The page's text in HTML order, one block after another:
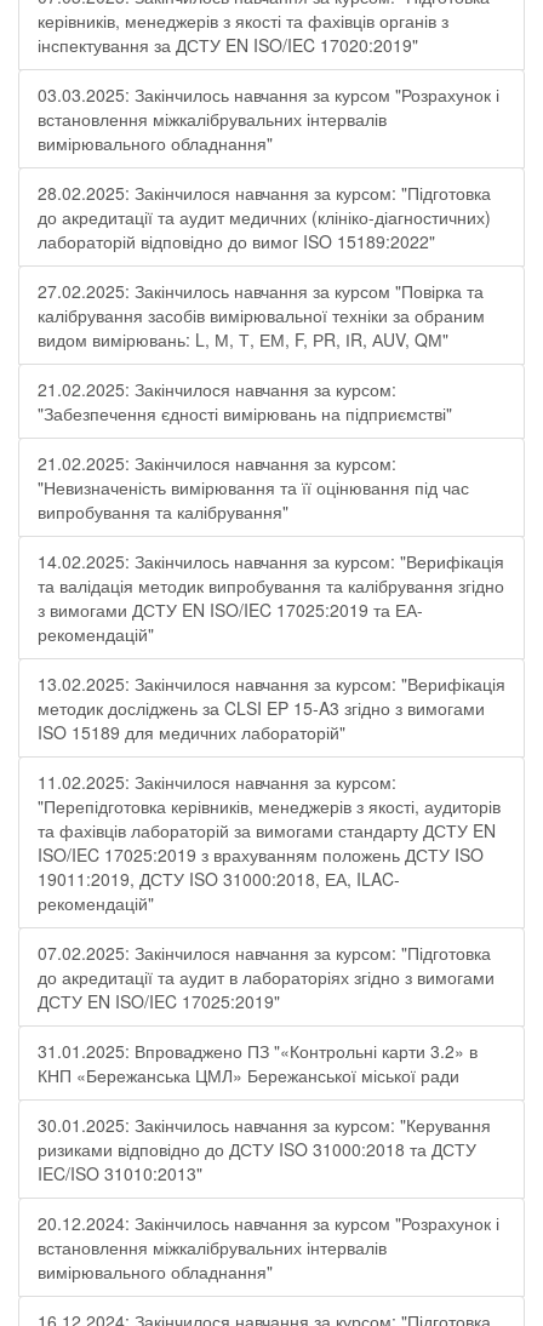
керівників, менеджерів з якості та фахівців органів з
інспектування за ДСТУ EN ISO/IEC 17020:2019"
03.03.2025: Закінчилось навчання за курсом "Розрахунок і
встановлення міжкалібрувальних інтервалів
вимірювального обладнання"
28.02.2025: Закінчилося навчання за курсом: "Підготовка
до акредитації та аудит медичних (клініко-діагностичних)
лабораторій відповідно до вимог ISO 15189:2022"
27.02.2025: Закінчилось навчання за курсом "Повірка та
калібрування засобів вимірювальної техніки за обраним
видом вимірювань: L, М, Т, ЕМ, F, РR, ІR, АUV, QМ"
21.02.2025: Закінчилося навчання за курсом:
"Забезпечення єдності вимірювань на підприємстві"
21.02.2025: Закінчилося навчання за курсом:
"Невизначеність вимірювання та її оцінювання під час
випробування та калібрування"
14.02.2025: Закінчилось навчання за курсом: "Верифікація
та валідація методик випробування та калібрування згідно
з вимогами ДСТУ EN ISO/IEC 17025:2019 та ЕА-
рекомендацій"
13.02.2025: Закінчилося навчання за курсом: "Верифікація
методик досліджень за CLSI EP 15-A3 згідно з вимогами
ISO 15189 для медичних лабораторій"
11.02.2025: Закінчилося навчання за курсом:
"Перепідготовка керівників, менеджерів з якості, аудиторів
та фахівців лабораторій за вимогами стандарту ДСТУ EN
ISO/IEC 17025:2019 з врахуванням положень ДСТУ ISO
19011:2019, ДСТУ ISO 31000:2018, ЕА, ILAC-
рекомендацій"
07.02.2025: Закінчилося навчання за курсом: "Підготовка
до акредитації та аудит в лабораторіях згідно з вимогами
ДСТУ EN ISO/IEC 17025:2019"
31.01.2025: Впроваджено ПЗ "«Контрольні карти 3.2» в
КНП «Бережанська ЦМЛ» Бережанської міської ради
30.01.2025: Закінчилось навчання за курсом: "Керування
ризиками відповідно до ДСТУ ISO 31000:2018 та ДСТУ
IEC/ISO 31010:2013"
20.12.2024: Закінчилось навчання за курсом "Розрахунок і
встановлення міжкалібрувальних інтервалів
вимірювального обладнання"
16.12.2024: Закінчилося навчання за курсом: "Підготовка